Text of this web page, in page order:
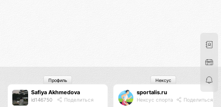
Safiya Akhmedova
id146750 Поделиться
Профиль
sportalis.ru
Нексус спорта Поделиться
Нексус